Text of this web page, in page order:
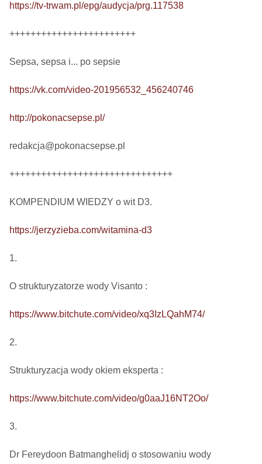
https://tv-trwam.pl/epg/audycja/prg.117538
++++++++++++++++++++++++
Sepsa, sepsa i... po sepsie
https://vk.com/video-201956532_456240746
http://pokonacsepse.pl/
redakcja@pokonacsepse.pl
+++++++++++++++++++++++++++++++
KOMPENDIUM WIEDZY o wit D3.
https://jerzyzieba.com/witamina-d3
1.
O strukturyzatorze wody Visanto :
https://www.bitchute.com/video/xq3IzLQahM74/
2.
Strukturyzacja wody okiem eksperta :
https://www.bitchute.com/video/g0aaJ16NT2Oo/
3.
Dr Fereydoon Batmanghelidj o stosowaniu wody